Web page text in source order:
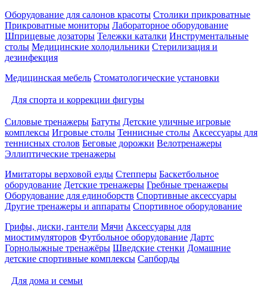
Оборудование для салонов красоты Столики прикроватные
Прикроватные мониторы Лабораторное оборудование
Шприцевые дозаторы Тележки каталки Инструментальные
столы Медицинские холодильники Стерилизация и
дезинфекция
Медицинская мебель Стоматологические установки
Для спорта и коррекции фигуры
Силовые тренажеры Батуты Детские уличные игровые
комплексы Игровые столы Теннисные столы Аксессуары для
теннисных столов Беговые дорожки Велотренажеры
Эллиптические тренажеры
Имитаторы верховой езды Степперы Баскетбольное
оборудование Детские тренажеры Гребные тренажеры
Оборудование для единоборств Спортивные аксессуары
Другие тренажеры и аппараты Спортивное оборудование
Грифы, диски, гантели Мячи Аксессуары для
миостимуляторов Футбольное оборудование Дартс
Горнолыжные тренажёры Шведские стенки Домашние
детские спортивные комплексы Сапборды
Для дома и семьи